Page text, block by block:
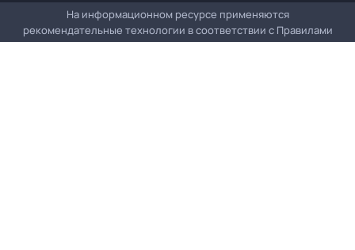
На информационном ресурсе применяются
рекомендательные технологии в соответствии с Правилами